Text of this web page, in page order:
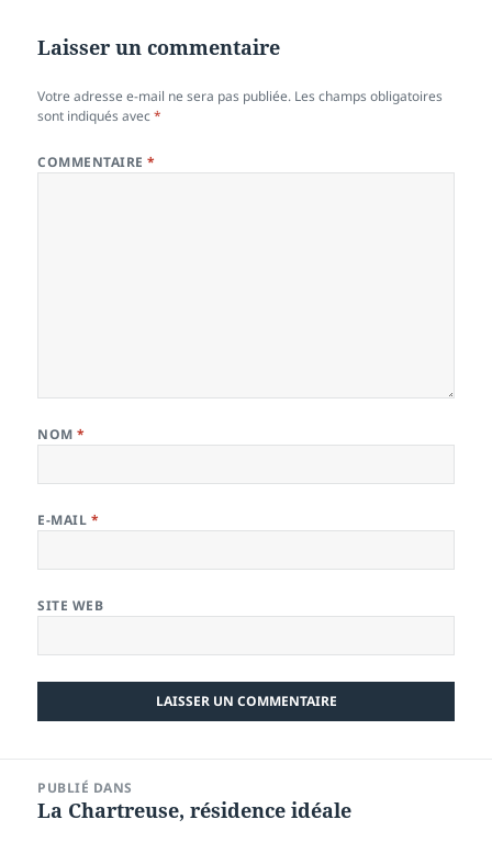
Laisser un commentaire
Votre adresse e-mail ne sera pas publiée. Les champs obligatoires
sont indiqués avec*
COMMENTAIRE*
NOM*
E-MAIL *
SITE WEB
l’article
PUBLIÉ DANS
La Chartreuse, résidence idéale